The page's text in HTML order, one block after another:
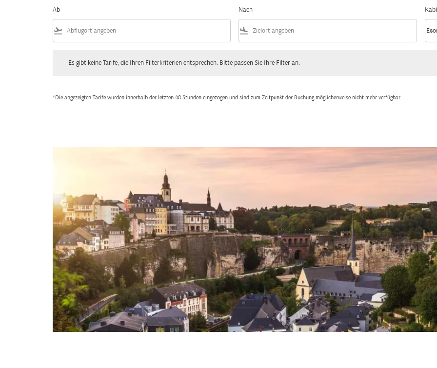
Ab
flight_takeoff
Nach
flight_land keyboard_arrow_down
Es gibt keine Tarife, die Ihren Filterkriterien entsprechen. Bitte passen Sie Ihre Filter an.
*Die angezeigten Tarife wurden innerhalb der letzten 48 Stunden eingezogen und sind zum Zeitpunkt der Buchung möglicherweise nicht mehr verfügbar.